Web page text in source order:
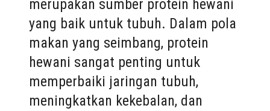
merupakan sumber protein hewani
yang baik untuk tubuh. Dalam pola
makan yang seimbang, protein
hewani sangat penting untuk
memperbaiki jaringan tubuh,
meningkatkan kekebalan, dan